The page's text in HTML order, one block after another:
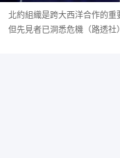
北約組織是跨大西洋合作的重
但先見者已洞悉危機（路透社）